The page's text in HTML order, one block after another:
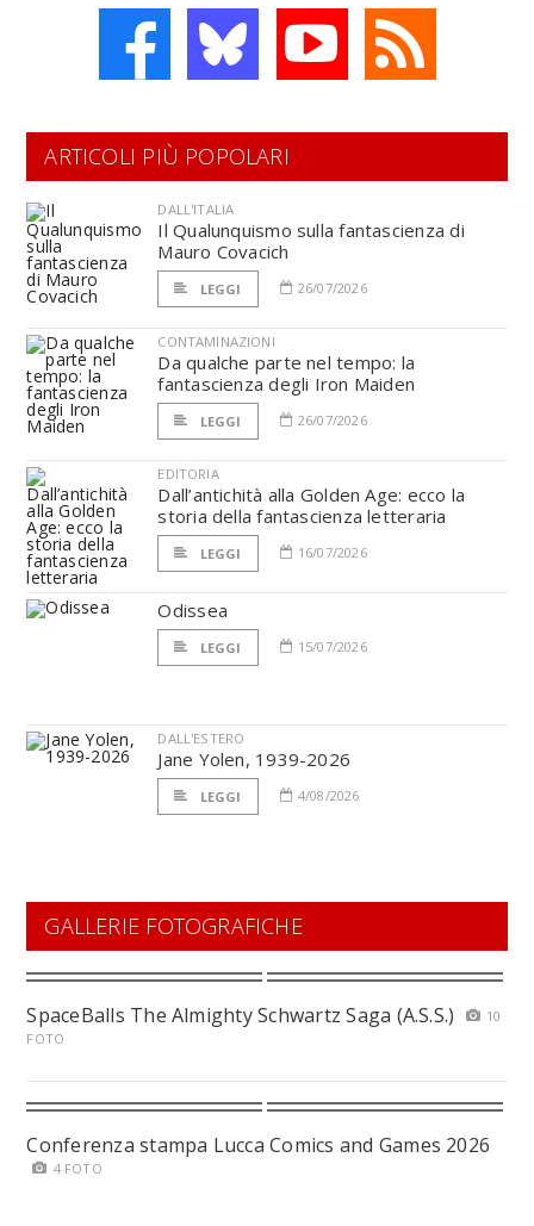
ARTICOLI PIÙ POPOLARI
DALL'ITALIA
Il Qualunquismo sulla fantascienza di
Mauro Covacich
LEGGI 26/07/2026
CONTAMINAZIONI
Da qualche parte nel tempo: la
fantascienza degli Iron Maiden
LEGGI 26/07/2026
EDITORIA
Dall’antichità alla Golden Age: ecco la
storia della fantascienza letteraria
LEGGI 16/07/2026
Odissea
LEGGI 15/07/2026
DALL'ESTERO
Jane Yolen, 1939-2026
LEGGI 4/08/2026
GALLERIE FOTOGRAFICHE
SpaceBalls The Almighty Schwartz Saga (A.S.S.)
10
FOTO
Conferenza stampa Lucca Comics and Games 2026
4 FOTO